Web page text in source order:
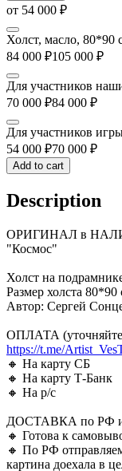
от 54 000 ₽
Холст, масло, 80*90
84 000 ₽105 000 ₽
Для участников
70 000 ₽84 000 ₽
Для участников
54 000 ₽70 000 ₽
Add to cart
Description
ОРИГИНАЛ в
"Космос"
Холст на
Размер холста 80*90
Автор: Сергей
ОПЛАТА (уточняйте
https://t.me/
🔸 На карту СБ
🔸 На карту Т-Банк
🔸 На р/с
ДОСТАВКА по РФ
🔸 Готова к
🔸 По РФ
картина доехала